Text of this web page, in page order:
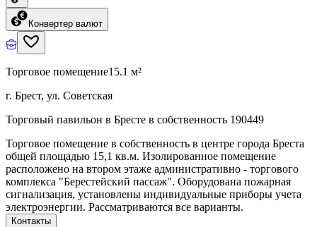
Конвертер валют
Торговое помещение15.1 м²
г. Брест, ул. Советская
Торговый павильон в Бресте в собственность 190449
Торговое помещение в собственность в центре города Бреста
общей площадью 15,1 кв.м. Изолированное помещение
расположено на втором этаже административно - торгового
комплекса "Берестейский пассаж". Оборудована пожарная
сигнализация, установлены индивидуальные приборы учета
электроэнергии. Рассматриваются все варианты.
Контакты